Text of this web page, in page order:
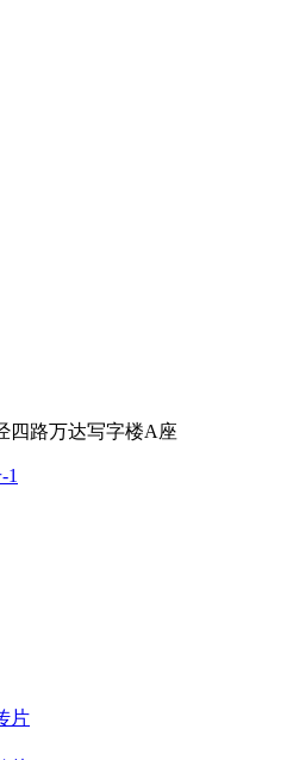
四路万达写字楼A座
1